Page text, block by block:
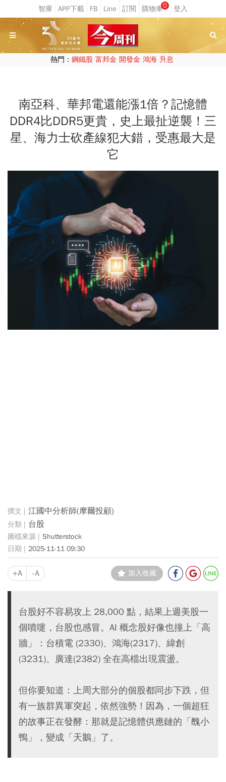
0
熱門： 鋼鐵股 富邦金 開發金 鴻海 升息
南亞科、華邦電還能漲1倍？記憶體
DDR4比DDR5更貴，史上最扯逆襲！三
星、海力士砍產線犯大錯，受惠最大是
它
江國中分析師(摩爾投顧)
台股
Shutterstock
2025-11-11 09:30
+A -A 加入收藏
台股好不容易攻上 28,000 點，結果上週美股一
個噴嚏，台股也感冒。AI 概念股好像也撞上「高
牆」：台積電 (2330)、鴻海(2317)、緯創
(3231)、廣達(2382) 全在高檔出現震盪。
但你要知道：上周大部分的個股都同步下跌，但
有一族群異軍突起，依然強勢！因為，一個超狂
的故事正在發酵：那就是記憶體供應鏈的「醜小
鴨」，變成「天鵝」了。